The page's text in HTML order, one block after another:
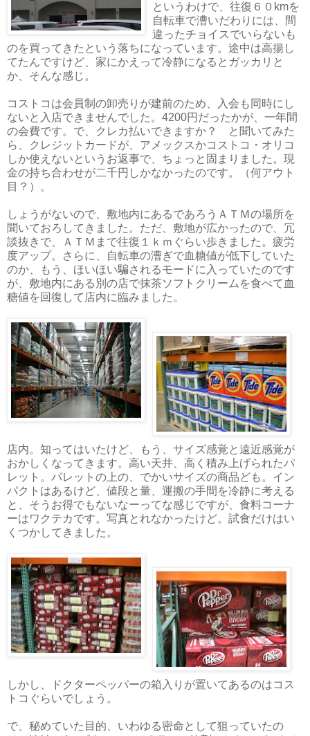
というわけで、往復６０kmを
自転車で漕いだわりには、間
違ったチョイスでいらないも
のを買ってきたという落ちになっています。途中は高揚し
てたんですけど、家にかえって冷静になるとガッカリと
か、そんな感じ。
コストコは会員制の卸売りが建前のため、入会も同時にし
ないと入店できませんでした。4200円だったかが、一年間
の会費です。で、クレカ払いできますか？ と聞いてみた
ら、クレジットカードが、アメックスかコストコ・オリコ
しか使えないというお返事で、ちょっと固まりました。現
金の持ち合わせが二千円しかなかったのです。（何アウト
目？）。
しょうがないので、敷地内にあるであろうＡＴＭの場所を
聞いておろしてきました。ただ、敷地が広かったので、冗
談抜きで、ＡＴＭまで往復１ｋｍぐらい歩きました。疲労
度アップ。さらに、自転車の漕ぎで血糖値が低下していた
のか、もう、ほいほい騙されるモードに入っていたのです
が、敷地内にある別の店で抹茶ソフトクリームを食べて血
糖値を回復して店内に臨みました。
店内。知ってはいたけど、もう、サイズ感覚と遠近感覚が
おかしくなってきます。高い天井、高く積み上げられたパ
レット。パレットの上の、でかいサイズの商品ども。イン
パクトはあるけど、値段と量、運搬の手間を冷静に考える
と、そうお得でもないなーってな感じですが、食料コーナ
ーはワクテカです。写真とれなかったけど。試食だけはい
くつかしてきました。
しかし、ドクターペッパーの箱入りが置いてあるのはコス
トコぐらいでしょう。
で、秘めていた目的、いわゆる密命として狙っていたの